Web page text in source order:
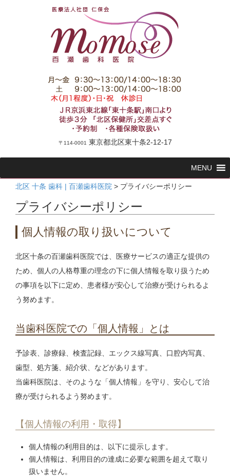
〒114-0001 東京都北区東十条2-12-17
テ
ツ
へ
キ
プ
MENU
北区 十条 歯科 | 百瀬歯科医院 > プライバシーポリシー
プライバシーポリシー
個人情報の取り扱いについて
北区十条の百瀬歯科医院では、医療サービスの適正な提供の
ため、個人の人格尊重の理念の下に個人情報を取り扱うため
の事項を以下に定め、患者様が安心して治療が受けられるよ
う努めます。
当歯科医院での「個人情報」とは
予診表、診療録、検査記録、エックス線写真、口腔内写真、
歯型、処方箋、紹介状、などがあります。
当歯科医院は、そのような「個人情報」を守り、安心して治
療が受けられるよう努めます。
【個人情報の利用・取得】
個人情報の利用目的は、以下に提示します。
個人情報は、利用目的の達成に必要な範囲を超えて取り
扱いません。